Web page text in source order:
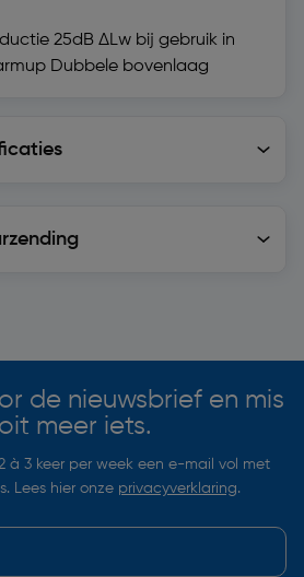
25dB ΔLw bij gebruik in
Dubbele bovenlaag
de nieuwsbrief en mis
meer iets.
à 3 keer per week een e-mail vol met
Lees hier onze privacyverklaring.